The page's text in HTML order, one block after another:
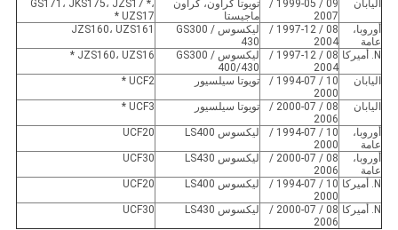
اليابان
09 / 1999-05 /
2007
تويوتا كراون، كراون
ماجيستا
GS171، JKS175، JZS17 *،
UZS17 *
أوروبا،
عامة
08 / 1997-12 /
2004
ليكسوس GS300 /
430
JZS160، UZS161
N. أميركا
08 / 1997-12 /
2004
ليكسوس GS300 /
400/430
JZS160، UZS16 *
اليابان
10 / 1994-07 /
2000
تويوتا سيلسيور UCF2 *
اليابان
08 / 2000-07 /
2006
تويوتا سيلسيور UCF3 *
أوروبا،
عامة
10 / 1994-07 /
2000
ليكسوس LS400 UCF20
أوروبا،
عامة
08 / 2000-07 /
2006
ليكسوس LS430 UCF30
N. أميركا
10 / 1994-07 /
2000
ليكسوس LS400 UCF20
N. أميركا
08 / 2000-07 /
2006
ليكسوس LS430 UCF30